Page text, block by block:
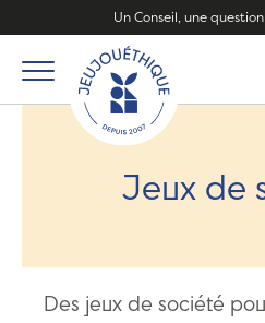
Un Conseil, une
Jeux de
Des jeux de société